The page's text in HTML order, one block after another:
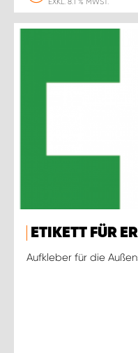
ETIKETT FÜR
Aufkleber für die